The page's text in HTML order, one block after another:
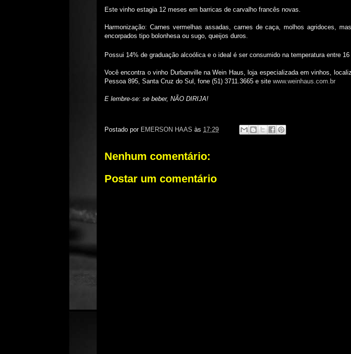
Este vinho estagia 12 meses em barricas de carvalho francês novas.
Harmonização: Carnes vermelhas assadas, carnes de caça, molhos agridoces,
encorpados tipo bolonhesa ou sugo, queijos duros.
Possui 14% de graduação alcoólica e o ideal é ser consumido na temperatura entre 16
Você encontra o vinho Durbanville na Wein Haus, loja especializada em vinhos,
Pessoa 895, Santa Cruz do Sul, fone (51) 3711.3665 e site www.weinhaus.com.br
E lembre-se: se beber, NÃO DIRIJA!
Postado por EMERSON HAAS às 17:29
Nenhum comentário:
Postar um comentário